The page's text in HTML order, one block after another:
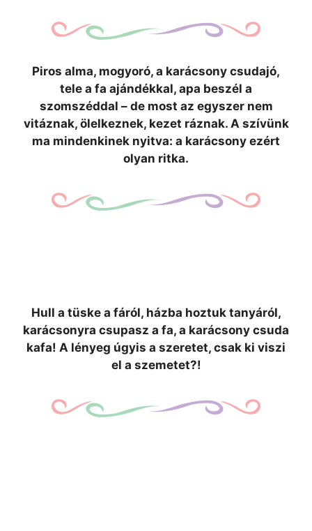
Piros alma, mogyoró, a karácsony csudajó,
tele a fa ajándékkal, apa beszél a
szomszéddal – de most az egyszer nem
vitáznak, ölelkeznek, kezet ráznak. A szívünk
ma mindenkinek nyitva: a karácsony ezért
olyan ritka.
Hull a tüske a fáról, házba hoztuk tanyáról,
karácsonyra csupasz a fa, a karácsony csuda
kafa! A lényeg úgyis a szeretet, csak ki viszi
el a szemetet?!